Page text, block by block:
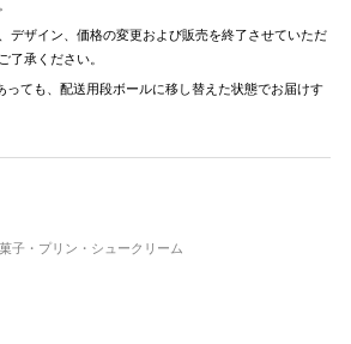
デザイン、価格の変更および販売を終了させていただ
了承ください。
っても、配送用段ボールに移し替えた状態でお届けす
子・プリン・シュークリーム